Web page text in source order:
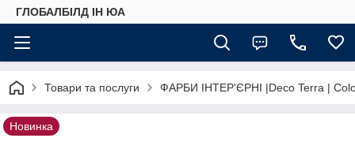
ГЛОБАЛБІЛД ІН ЮА
Товари та послуги ФАРБИ ІНТЕР'ЄРНІ |Deco Terra |
Новинка